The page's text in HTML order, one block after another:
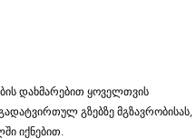
დახმარებით ყოველთვის
გზებზე მგზავრობისას,
იქნებით.